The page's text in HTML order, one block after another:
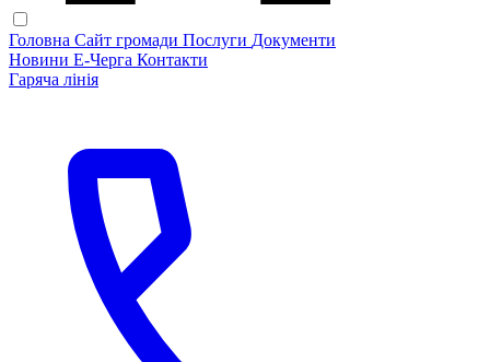
Головна Сайт громади Послуги Документи
Новини Е-Черга Контакти
Гаряча лінія